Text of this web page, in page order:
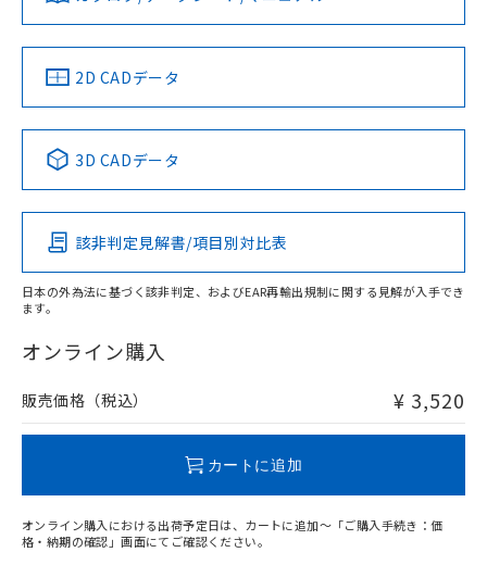
ソフトウェアの使用条件
中国 RoHS 注意事項・凡例
Pb Hg Cd Cr(VI)
O
在庫等で未対応品が混在する可能性があります。
問い合わせください。
2D CADデータ
3D CADデータ
該非判定見解書/項目別対比表
日本の外為法に基づく該非判定、およびEAR再輸出規制に関する見解が入手でき
ます。
オンライン購入
販売価格（税込） ¥ 3,520
カートに追加
オンライン購入における出荷予定日は、カートに追加～「ご購入手続き：価
格・納期の確認」画面にてご確認ください。